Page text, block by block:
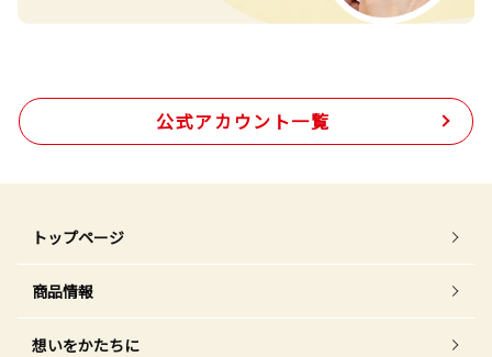
公式アカウント一覧
トップページ
商品情報
想いをかたちに